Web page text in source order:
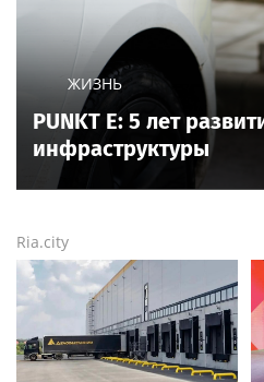
ЖИЗНЬ
PUNKT E: 5 лет
инфраструктуры
Ria.city